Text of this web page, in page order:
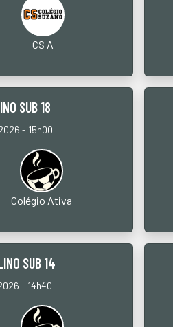
CS A
SUB 18
- 15h00
Colégio Ativa
SUB 14
- 14h40